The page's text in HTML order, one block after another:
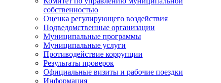
собственностью
Оценка регулирующего воздействия
Подведомственные организации
Муниципальные программы
Муниципальные услуги
Противодействие коррупции
Результаты проверок
Официальные визиты и рабочие поездки
Информация